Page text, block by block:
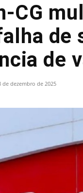
CG
de
de
de dezembro de 2025